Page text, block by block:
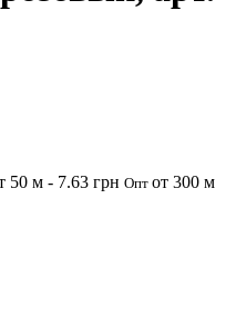
50 м - 7.63 грн Опт от 300 м